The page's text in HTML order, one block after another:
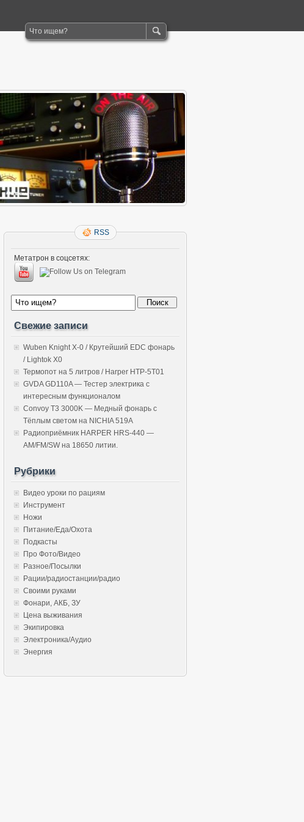
RSS
Метатрон в соцсетях:
Свежие записи
Wuben Knight X-0 / Крутейший EDC фонарь
/ Lightok X0
Термопот на 5 литров / Harper HTP-5T01
GVDA GD110A — Тестер электрика с
интересным функционалом
Convoy T3 3000K — Медный фонарь с
Тёплым светом на NICHIA 519A
Радиоприёмник HARPER HRS-440 —
AM/FM/SW на 18650 литии.
Рубрики
Видео уроки по рациям
Инструмент
Ножи
Питание/Еда/Охота
Подкасты
Про Фото/Видео
Разное/Посылки
Рации/радиостанции/радио
Своими руками
Фонари, АКБ, ЗУ
Цена выживания
Экипировка
Электроника/Аудио
Энергия